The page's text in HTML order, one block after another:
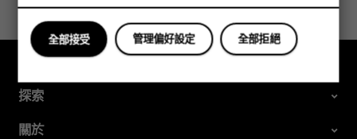
是 否
探索
關於
全部拒絕
管理偏好設定
全部接受